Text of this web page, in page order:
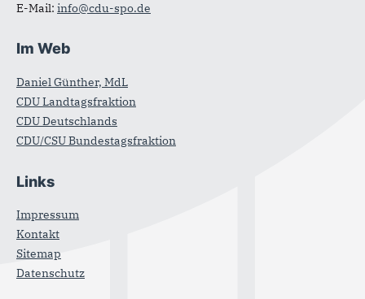
E-Mail: info@cdu-spo.de
Im Web
Daniel Günther, MdL
CDU Landtagsfraktion
CDU Deutschlands
CDU/CSU Bundestagsfraktion
Links
Impressum
Kontakt
Sitemap
Datenschutz